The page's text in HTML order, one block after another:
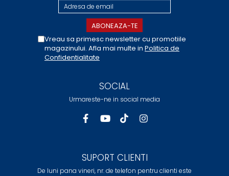
Vreau sa primesc newsletter cu promotiile
magazinului. Afla mai multe in Politica de
Confidentialitate
SOCIAL
Urmareste-ne in social media
SUPORT CLIENTI
De luni pana vineri, nr. de telefon pentru clienti este